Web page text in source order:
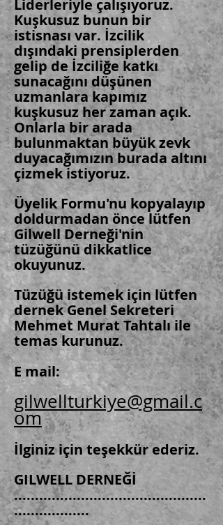
Liderleriyle çalışıyoruz.
Kuşkusuz bunun bir
istisnası var. İzcilik
dışındaki prensiplerden
gelip de İzciliğe katkı
sunacağını düşünen
uzmanlara kapımız
kuşkusuz her zaman açık.
Onlarla bir arada
bulunmaktan büyük zevk
duyacağımızın burada altını
çizmek istiyoruz.
Üyelik Formu'nu kopyalayıp
doldurmadan önce lütfen
Gilwell Derneği'nin
tüzüğünü dikkatlice
okuyunuz.
Tüzüğü istemek için lütfen
dernek Genel Sekreteri
Mehmet Murat Tahtalı ile
temas kurunuz.
E mail:
gilwellturkiye@gmail.c
om
İlginiz için teşekkür ederiz.
GILWELL DERNEĞİ
..............................................
..................